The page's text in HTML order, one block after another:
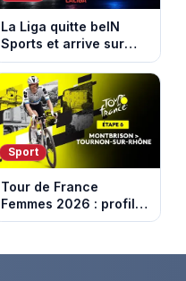
La Liga quitte beIN
Sports et arrive sur
DAZN et Disney+ en
France
Sport
Tour de France
Femmes 2026 : profil
et horaires de la 6e
Montbrison et